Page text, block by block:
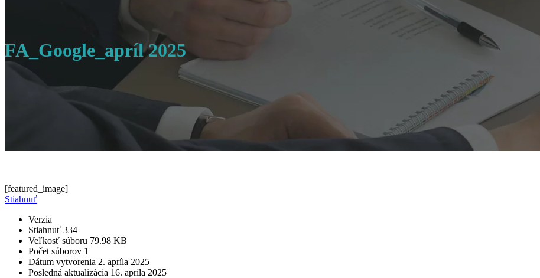
FA_Google_apríl 2025
[featured_image]
Stiahnuť
Verzia
Stiahnuť 334
Veľkosť súboru 79.98 KB
Počet súborov 1
Dátum vytvorenia 2. apríla 2025
Posledná aktualizácia 16. apríla 2025